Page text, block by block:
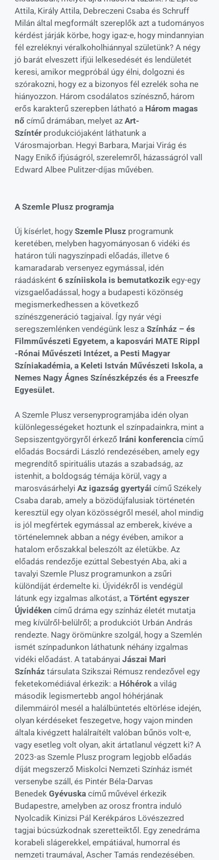
Attila, Király Attila, Debreczeni Csaba és Schruff
Milán által megformált szereplők azt a tudományos
kérdést járják körbe, hogy igaz-e, hogy mindannyian
fél ezreléknyi véralkoholhiánnyal születünk? A négy
jó barát elveszett ifjúi lelkesedését és lendületét
keresi, amikor megpróbál úgy élni, dolgozni és
szórakozni, hogy ez a bizonyos fél ezrelék soha ne
hiányozzon. Három csodálatos színésznő, három
erős karakterű szerepben látható a Három magas
nő című drámában, melyet az Art-
Színtér produkciójaként láthatunk a
Városmajorban. Hegyi Barbara, Marjai Virág és
Nagy Enikő ifjúságról, szerelemről, házasságról vall
Edward Albee Pulitzer-díjas művében.
A Szemle Plusz programja
Új kísérlet, hogy Szemle Plusz programunk
keretében, melyben hagyományosan 6 vidéki és
határon túli nagyszínpadi előadás, illetve 6
kamaradarab versenyez egymással, idén
ráadásként 6 színiiskola is bemutatkozik egy-egy
vizsgaelőadással, hogy a budapesti közönség
megismerkedhessen a következő
színészgeneráció tagjaival. Így nyár végi
seregszemlénken vendégünk lesz a Színház – és
Filmművészeti Egyetem, a kaposvári MATE Rippl
-Rónai Művészeti Intézet, a Pesti Magyar
Színiakadémia, a Keleti István Művészeti Iskola, a
Nemes Nagy Ágnes Színészképzés és a Freeszfe
Egyesület.
A Szemle Plusz versenyprogramjába idén olyan
különlegességeket hoztunk el színpadainkra, mint a
Sepsiszentgyörgyről érkező Iráni konferencia című
előadás Bocsárdi László rendezésében, amely egy
megrendítő spirituális utazás a szabadság, az
istenhit, a boldogság témája körül, vagy a
marosvásárhelyi Az igazság gyertyái című Székely
Csaba darab, amely a bözödújfalusiak történetén
keresztül egy olyan közösségről mesél, ahol mindig
is jól megfértek egymással az emberek, kivéve a
történelemnek abban a négy évében, amikor a
hatalom erőszakkal beleszólt az életükbe. Az
előadás rendezője ezúttal Sebestyén Aba, aki a
tavalyi Szemle Plusz programunkon a zsűri
különdíját érdemelte ki. Újvidékről is vendégül
látunk egy izgalmas alkotást, a Történt egyszer
Újvidéken című dráma egy színház életét mutatja
meg kívülről-belülről; a produkciót Urbán András
rendezte. Nagy örömünkre szolgál, hogy a Szemlén
ismét színpadunkon láthatunk néhány izgalmas
vidéki előadást. A tatabányai Jászai Mari
Színház társulata Szikszai Rémusz rendezővel egy
feketekomédiával érkezik: a Hóhérok a világ
második legismertebb angol hóhérjának
dilemmáiról mesél a halálbüntetés eltörlése idején,
olyan kérdéseket feszegetve, hogy vajon minden
általa kivégzett halálraítélt valóban bűnös volt-e,
vagy esetleg volt olyan, akit ártatlanul végzett ki? A
2023-as Szemle Plusz program legjobb előadás
díját megszerző Miskolci Nemzeti Színház ismét
versenybe száll, és Pintér Béla-Darvas
Benedek Gyévuska című művével érkezik
Budapestre, amelyben az orosz frontra induló
Nyolcadik Kinizsi Pál Kerékpáros Lövészezred
tagjai búcsúzkodnak szeretteiktől. Egy zenedráma
korabeli slágerekkel, empátiával, humorral és
nemzeti traumával, Ascher Tamás rendezésében.